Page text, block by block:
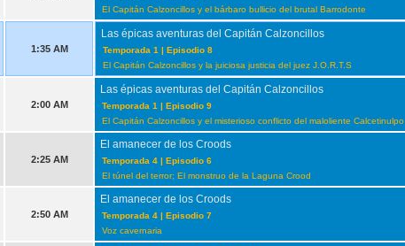
El Capitán Calzoncillos y el bárbaro bullicio del brutal Barrodonte
1:35 AM
Las épicas aventuras del Capitán Calzoncillos
Temporada 1 | Episodio 8
El Capitán Calzoncillos y la juiciosa justicia del juez J.O.R.T.S
2:00 AM
Las épicas aventuras del Capitán Calzoncillos
Temporada 1 | Episodio 9
El Capitán Calzoncillos y el misterioso conflicto del maloliente Calcetinulpo
2:25 AM
El amanecer de los Croods
Temporada 4 | Episodio 6
El túnel del terror; El monstruo de la Laguna Crood
2:50 AM
El amanecer de los Croods
Temporada 4 | Episodio 7
Voz cavernaria